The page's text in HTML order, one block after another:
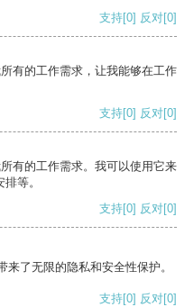
支持[0] 反对[0]
有的工作需求，让我能够在工作
支持[0] 反对[0]
有的工作需求。我可以使用它来
等。
支持[0] 反对[0]
了无限的隐私和安全性保护。
支持[0] 反对[0]